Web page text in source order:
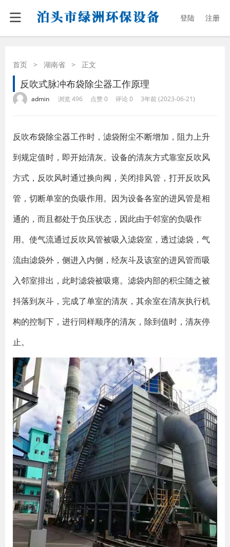
登陆 注册
首页 > 湖南省 > 正文
反吹式脉冲布袋除尘器工作原理
admin 浏览 496 点赞 0 评论 0 3年前 (2023-06-21)
反吹布袋除尘器工作时，滤袋附尘不断增加，阻力上升
到规定值时，即开始清灰。设备的清灰方式靠室反吹风
方式，反吹风时通过换向阀，关闭排风管，打开反吹风
管，切断单室的负吸作用。因为设备各室的进风管是相
通的，而且都处于负压状态，因此由于邻室的负吸作
用。使气流通过反吹风管被吸入滤袋室，透过滤袋，气
流由滤袋外，侧进入内侧，经灰斗及该室的进风管而吸
入邻室排出，此时滤袋被吸瘪。滤袋内部的积尘随之被
抖落到灰斗，完成了单室的清灰，其余室在清灰执行机
构的控制下，进行同样顺序的清灰，除到值时，清灰停
止。